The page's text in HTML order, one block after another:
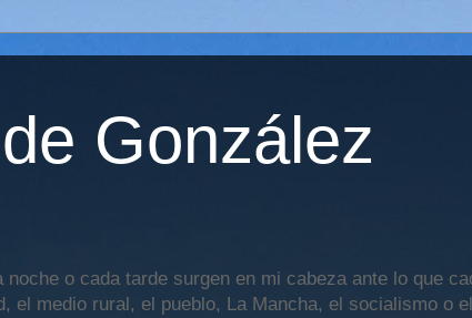
González
o cada tarde surgen en mi cabeza ante lo que
el medio rural, el pueblo, La Mancha, el socialismo o